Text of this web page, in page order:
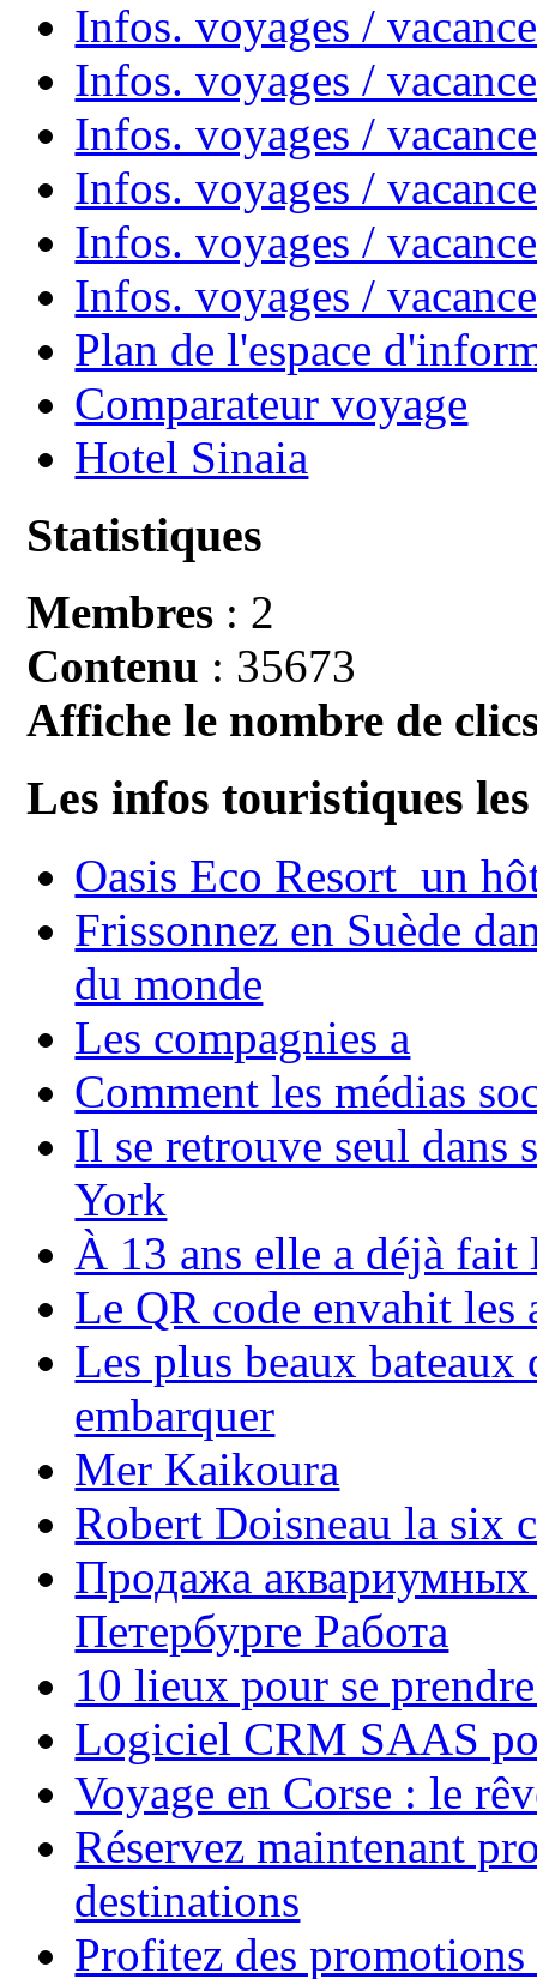
Infos. voyages /
Infos. voyages /
Infos. voyages /
Infos. voyages /
Infos. voyages /
Infos. voyages /
Plan de l'espace
Comparateur voyage
Hotel Sinaia
Statistiques
Membres : 2
Contenu : 35673
Affiche le nombre de
Les infos touristiques
Oasis Eco Resort un
Frissonnez en Suède
du monde
Les compagnies a
Comment les médias
Il se retrouve seul dans
York
À 13 ans elle a déjà
Le QR code envahit les
Les plus beaux bateaux
embarquer
Mer Kaikoura
Robert Doisneau la six
Продажа аквариумных
Петербурге Работа
10 lieux pour se
Logiciel CRM SAAS
Voyage en Corse : le
Réservez maintenant
destinations
Profitez des